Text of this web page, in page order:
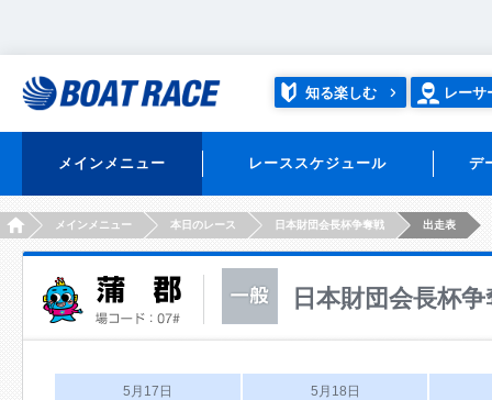
知る楽しむ レーサ
メインメニュー レーススケジュール デ
HOMEメインメニュー 本日のレース 日本財団会長杯争奪戦 出走表
日本財団会長杯
5月17日 5月18日